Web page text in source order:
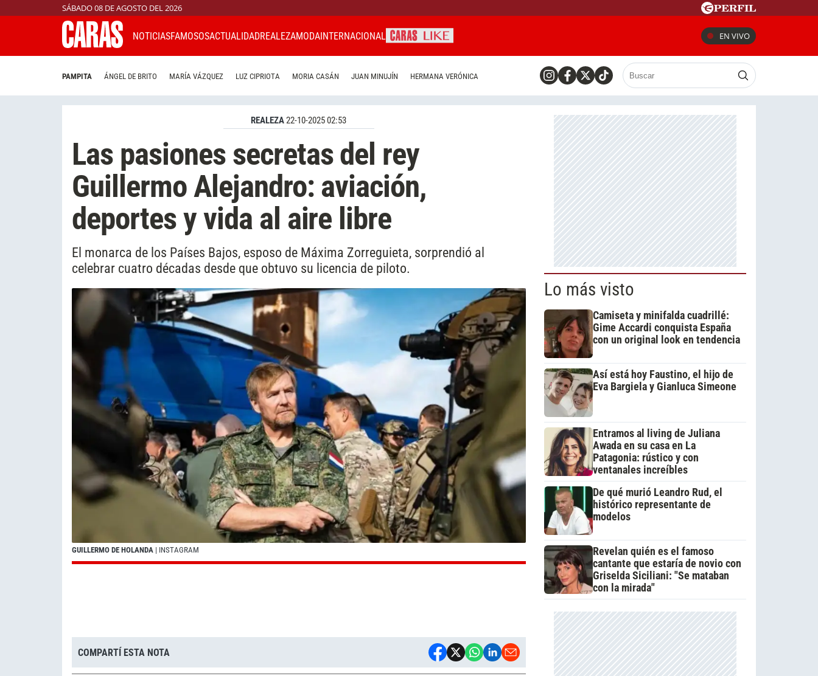
SÁBADO 08 DE AGOSTO DEL 2026
NOTICIASFAMOSOSACTUALIDADREALEZAMODAINTERNACIONAL EN VIVO
PAMPITA ÁNGEL DE BRITO MARÍA VÁZQUEZ LUZ CIPRIOTA MORIA CASÁN JUAN MINUJÍN HERMANA VERÓNICA
REALEZA22-10-2025 02:53
Las pasiones secretas del rey
Guillermo Alejandro: aviación,
deportes y vida al aire libre
El monarca de los Países Bajos, esposo de Máxima Zorreguieta, sorprendió al
celebrar cuatro décadas desde que obtuvo su licencia de piloto.
GUILLERMO DE HOLANDA | INSTAGRAM
COMPARTÍ ESTA NOTA
Lo más visto
Camiseta y minifalda cuadrillé:
Gime Accardi conquista España
con un original look en tendencia
Así está hoy Faustino, el hijo de
Eva Bargiela y Gianluca Simeone
Entramos al living de Juliana
Awada en su casa en La
Patagonia: rústico y con
ventanales increíbles
De qué murió Leandro Rud, el
histórico representante de
modelos
Revelan quién es el famoso
cantante que estaría de novio con
Griselda Siciliani: "Se mataban
con la mirada"